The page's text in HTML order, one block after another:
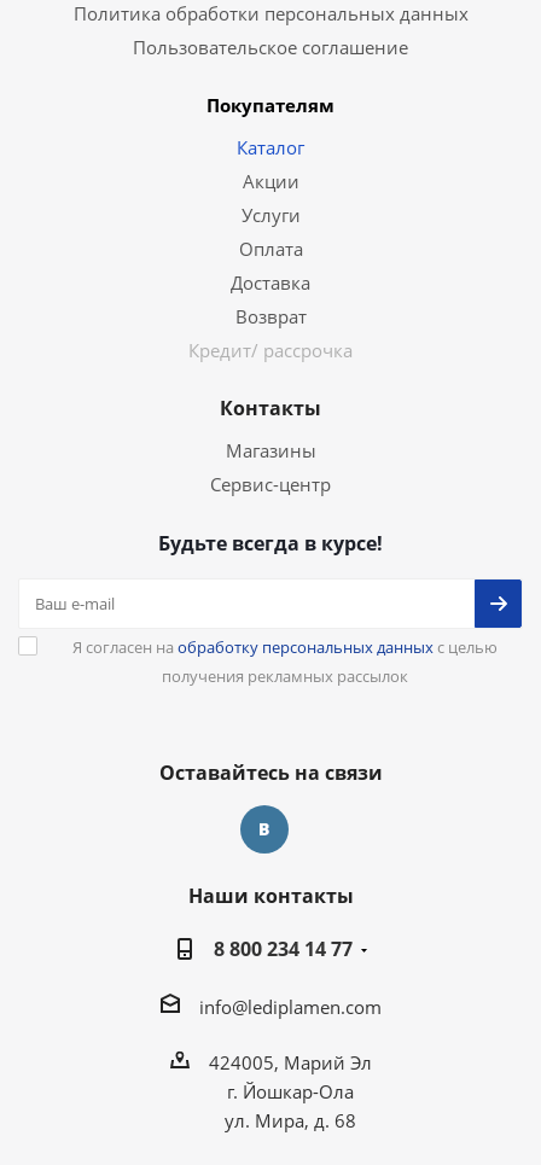
Политика обработки персональных данных
Пользовательское соглашение
Покупателям
Каталог
Акции
Услуги
Оплата
Доставка
Возврат
Кредит/ рассрочка
Контакты
Магазины
Сервис-центр
Будьте всегда в курсе!
Я согласен на обработку персональных данныхс целью
получения рекламных рассылок
Оставайтесь на связи
Наши контакты
8 800 234 14 77
info@lediplamen.com
424005, Марий Эл
г. Йошкар-Ола
ул. Мира, д. 68